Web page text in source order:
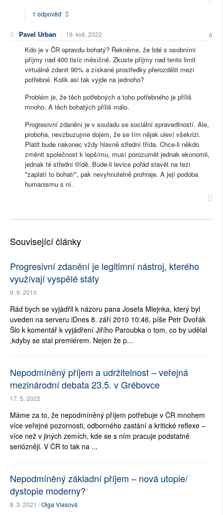
1 odpověď
Pavel Urban 19. kvě. 2022 0
Kdo je v ČR opravdu bohatý? Řekněme, že lidé s osobními
příjmy nad 400 tisíc měsíčně. Zkuste příjmy nad tento limit
virtuálně zdanit 90% a získané prostředky přerozdělit mezi
potřebné. Kolik asi tak vyjde na jednoho?
Problém je, že těch potřebných a toho potřebného je příliš
mnoho. A těch bohatých příliš málo.
Progresivní zdanění je v souladu se sociální spravedlností. Ale,
proboha, nevzbuzujme dojem, že se tím nějak uleví všekrizi.
Platit bude nakonec vždy hlavně střední třída. Chce-li někdo
změnit společnost k lepšímu, musí porozumět jednak ekonomii,
jednak té střední třídě. Bude-li levice pořád stavět na tezi
"zaplatí to bohatí", pak nevyhnutelně prohraje. A její podoba
humanismu s ní.
Související články
Progresivní zdanění je legitimní nástroj, kterého
využívají vyspělé státy
9. 9. 2010
Rád bych se vyjádřil k názoru pana Josefa Mlejnka, který byl
uveden na serveru iDnes 8. září 2010 10:46, píše Petr Dvořák
Šlo k komentář k vyjádření Jiřího Paroubka o tom, co by udělal
,kdyby se stal premiérem. Nejen že p...
Nepodmíněný příjem a udržitelnost – veřejná
mezinárodní debata 23.5. v Grébovce
17. 5. 2022
Máme za to, že nepodmíněný příjem potřebuje v ČR mnohem
více veřejné pozornosti, odborného zastání a kritické reflexe –
více než v jiných zemích, kde se s ním pracuje podstatně
seriózněji. V ČR to tak na ...
Nepodmíněný základní příjem – nová utopie/
dystopie moderny?
8. 3. 2021 /Olga Vlasová